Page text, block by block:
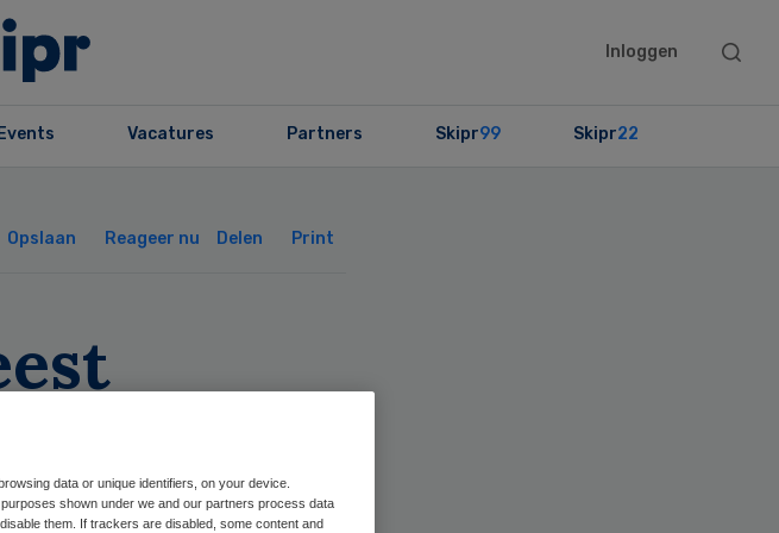
Inloggen
Search
Events Vacatures Partners Skipr99 Skipr22
Opslaan Reageer nu Delen Print
data or unique identifiers, on your device.
shown under we and our partners process data
them. If trackers are disabled, some content and